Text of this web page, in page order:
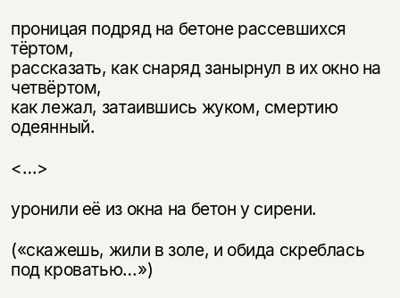
проницая подряд на бетоне рассевшихся
тёртом,
рассказать, как снаряд занырнул в их окно на
четвёртом,
как лежал, затаившись жуком, смертию
одеянный.
<…>
уронили её из окна на бетон у сирени.
(«скажешь, жили в золе, и обида скреблась
под кроватью…»)